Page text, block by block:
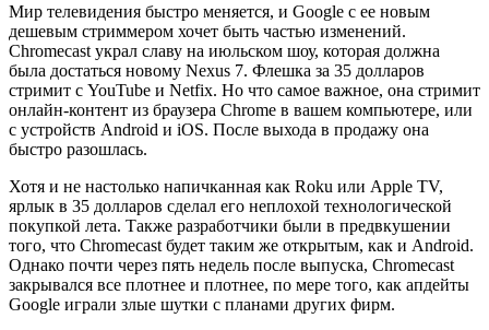
Мир телевидения быстро меняется, и Google с ее новым
дешевым стриммером хочет быть частью изменений.
Chromecast украл славу на июльском шоу, которая должна
была достаться новому Nexus 7. Флешка за 35 долларов
стримит с YouTube и Netfix. Но что самое важное, она стримит
онлайн-контент из браузера Chrome в вашем компьютере, или
с устройств Android и iOS. После выхода в продажу она
быстро разошлась.
Хотя и не настолько напичканная как Roku или Apple TV,
ярлык в 35 долларов сделал его неплохой технологической
покупкой лета. Также разработчики были в предвкушении
того, что Chromecast будет таким же открытым, как и Android.
Однако почти через пять недель после выпуска, Chromecast
закрывался все плотнее и плотнее, по мере того, как апдейты
Google играли злые шутки с планами других фирм.